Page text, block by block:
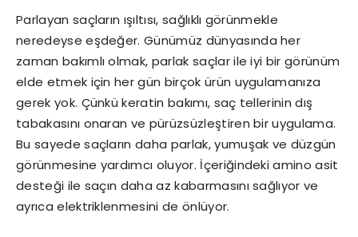
Parlayan saçların ışıltısı, sağlıklı görünmekle
neredeyse eşdeğer. Günümüz dünyasında her
zaman bakımlı olmak, parlak saçlar ile iyi bir görünüm
elde etmek için her gün birçok ürün uygulamanıza
gerek yok. Çünkü keratin bakımı, saç tellerinin dış
tabakasını onaran ve pürüzsüzleştiren bir uygulama.
Bu sayede saçların daha parlak, yumuşak ve düzgün
görünmesine yardımcı oluyor. İçeriğindeki amino asit
desteği ile saçın daha az kabarmasını sağlıyor ve
ayrıca elektriklenmesini de önlüyor.